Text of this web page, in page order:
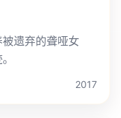
遗弃的聋哑女
2017